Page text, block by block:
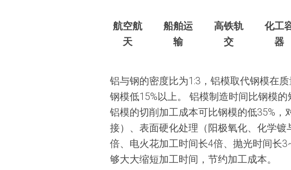
航空航
天
船舶运
输
高铁轨
交
化工
器
铝与钢的密度比为1:3，铝模取代钢模在
钢模低15%以上。 铝模制造时间比钢模
铝模的切削加工成本可比钢模的低35%
接）、表面硬化处理（阳极氧化、化学
倍、电火花加工时间长4倍、抛光时间长
够大大缩短加工时间，节约加工成本。